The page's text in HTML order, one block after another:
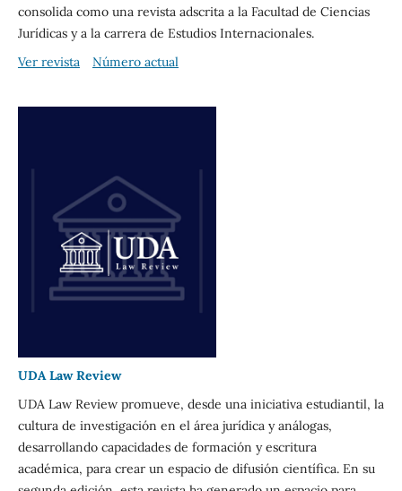
consolida como una revista adscrita a la Facultad de Ciencias
Jurídicas y a la carrera de Estudios Internacionales.
Ver revista
Número actual
UDA Law Review
UDA Law Review promueve, desde una iniciativa estudiantil, la
cultura de investigación en el área jurídica y análogas,
desarrollando capacidades de formación y escritura
académica, para crear un espacio de difusión científica. En su